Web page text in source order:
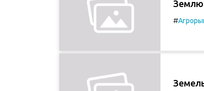
Землю
#